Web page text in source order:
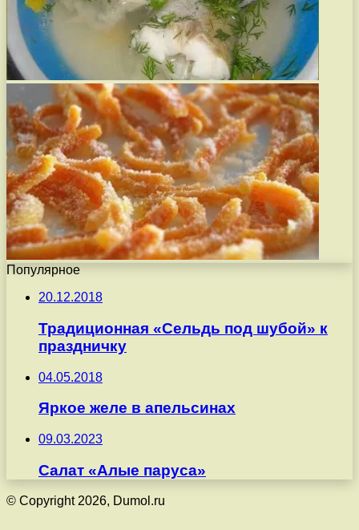
Популярное
20.12.2018
Традиционная «Сельдь под шубой» к
праздничку
04.05.2018
Яркое желе в апельсинах
09.03.2023
Салат «Алые паруса»
© Copyright 2026, Dumol.ru